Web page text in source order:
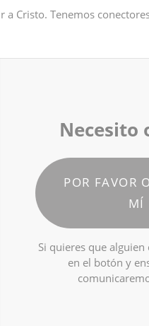
Cristo. Tenemos
Necesito
POR FAVOR
MÍ
Si quieres que
en el botón y